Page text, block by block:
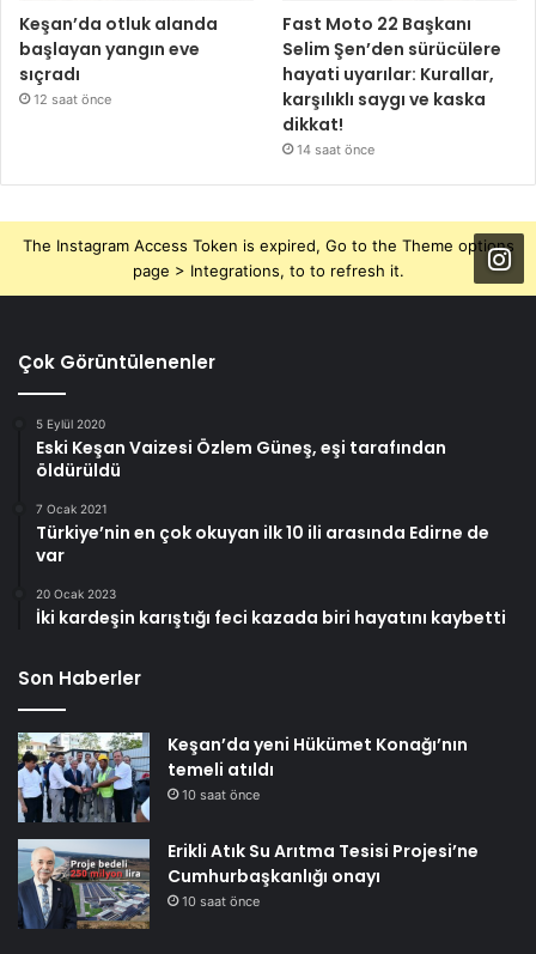
Keşan’da otluk alanda
başlayan yangın eve
sıçradı
12 saat önce
Fast Moto 22 Başkanı
Selim Şen’den sürücülere
hayati uyarılar: Kurallar,
karşılıklı saygı ve kaska
dikkat!
14 saat önce
The Instagram Access Token is expired, Go to the Theme options
page > Integrations, to to refresh it.
Çok Görüntülenenler
5 Eylül 2020
Eski Keşan Vaizesi Özlem Güneş, eşi tarafından
öldürüldü
7 Ocak 2021
Türkiye’nin en çok okuyan ilk 10 ili arasında Edirne de
var
20 Ocak 2023
İki kardeşin karıştığı feci kazada biri hayatını kaybetti
Son Haberler
Keşan’da yeni Hükümet Konağı’nın
temeli atıldı
10 saat önce
Erikli Atık Su Arıtma Tesisi Projesi’ne
Cumhurbaşkanlığı onayı
10 saat önce